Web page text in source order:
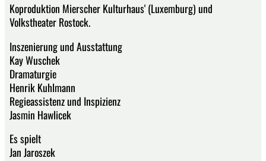
Koproduktion Mierscher Kulturhaus' (Luxemburg) und
Volkstheater Rostock.
Inszenierung und Ausstattung
Kay Wuschek
Dramaturgie
Henrik Kuhlmann
Regieassistenz und Inspizienz
Jasmin Hawlicek
Es spielt
Jan Jaroszek